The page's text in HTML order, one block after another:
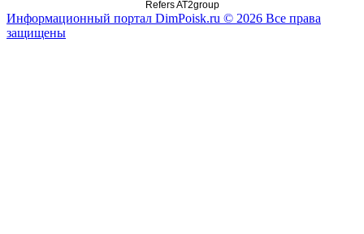
Refers AT2group
Информационный портал DimPoisk.ru © 2026 Все права
защищены